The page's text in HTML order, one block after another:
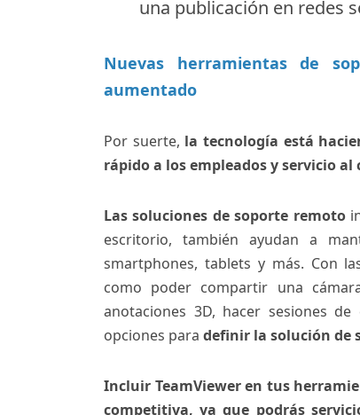
una publicación en redes
Nuevas herramientas de
aumentado
Por suerte, la tecnología está
rápido a los empleados y servicio
Las soluciones de soporte remoto
escritorio, también ayudan a
smartphones, tablets y más. Con
como poder compartir una
anotaciones 3D, hacer sesiones
opciones para definir la solución de
Incluir TeamViewer en tus
competitiva, ya que podrás